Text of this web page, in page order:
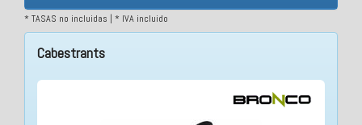
* TASAS no incluidas | * IVA incluido
Cabestrants